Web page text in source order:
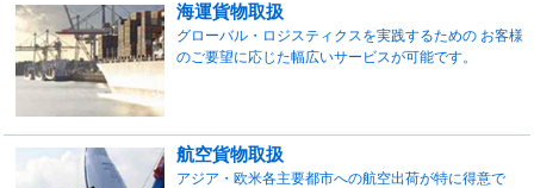
海運貨物取扱
グローバル・ロジスティクスを実践するための お客様
のご要望に応じた幅広いサービスが可能です。
航空貨物取扱
アジア・欧米各主要都市への航空出荷が特に得意で